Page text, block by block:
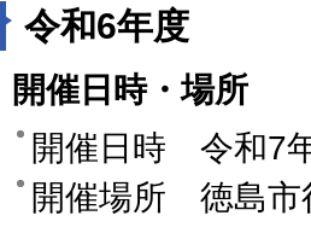
令和6年度
開催日時・場所
開催日時 令和7
開催場所 徳島市